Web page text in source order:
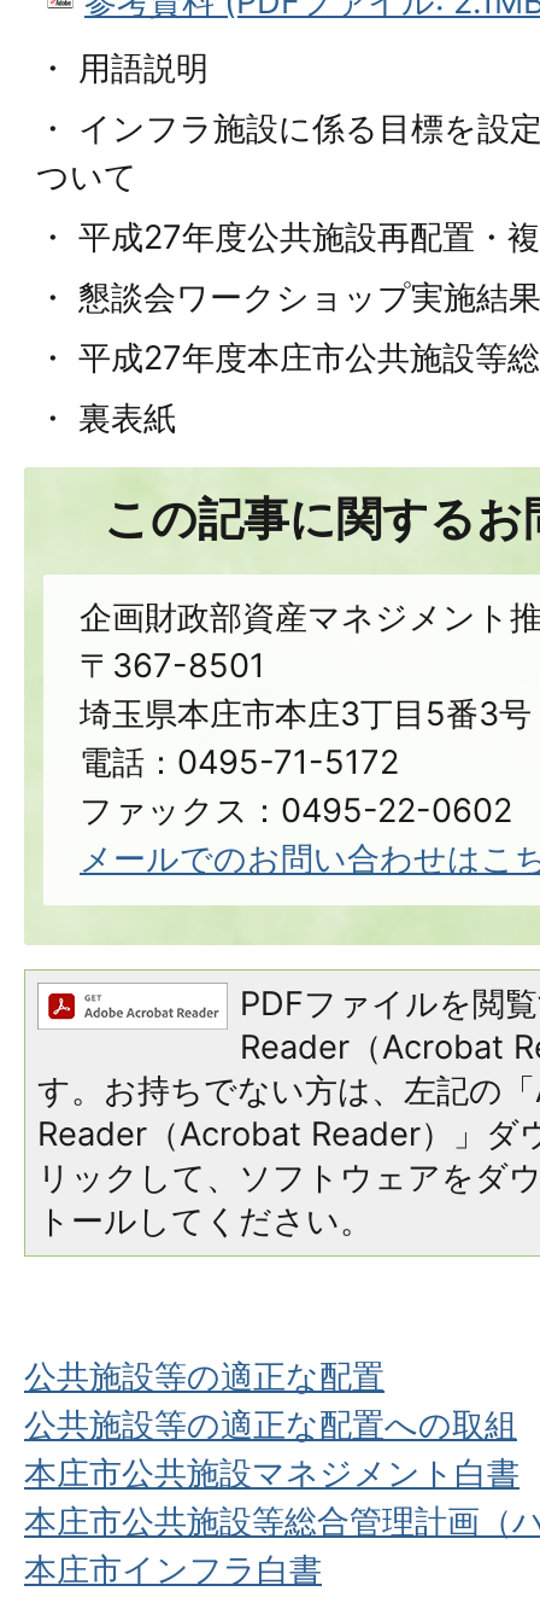
・ 用語説明
・ インフラ施設に係る目標を設
ついて
・ 平成27年度公共施設再配置・
・ 懇談会ワークショップ実施結果
・ 平成27年度本庄市公共施設等
・ 裏表紙
この記事に関する
企画財政部資産マネジメント
〒367-8501
埼玉県本庄市本庄3丁目5番3号
電話：0495-71-5172
ファックス：0495-22-0602
メールでのお問い合わせはこ
PDFファイルを閲
Reader（Acrobat
す。お持ちでない方は、左記の
Reader（Acrobat Reader）」ダ
リックして、ソフトウェアをダ
トールしてください。
公共施設等の適正な配置
公共施設等の適正な配置への取組
本庄市公共施設マネジメント白書
本庄市公共施設等総合管理計画（
本庄市インフラ白書